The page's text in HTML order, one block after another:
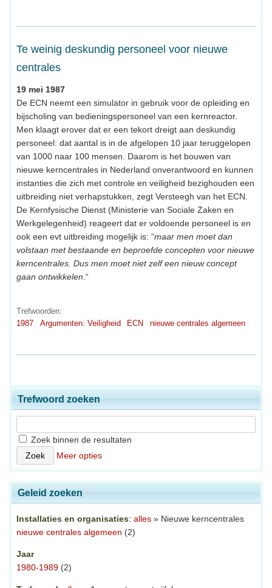
Te weinig deskundig personeel voor nieuwe
centrales
19 mei 1987
De ECN neemt een simulator in gebruik voor de opleiding en
bijscholing van bedieningspersoneel van een kernreactor.
Men klaagt erover dat er een tekort dreigt aan deskundig
personeel: dat aantal is in de afgelopen 10 jaar teruggelopen
van 1000 naar 100 mensen. Daarom is het bouwen van
nieuwe kerncentrales in Nederland onverantwoord en kunnen
instanties die zich met controle en veiligheid bezighouden een
uitbreiding niet verhapstukken, zegt Versteegh van het ECN.
De Kernfysische Dienst (Ministerie van Sociale Zaken en
Werkgelegenheid) reageert dat er voldoende personeel is en
ook een evt uitbreiding mogelijk is: “maar men moet dan
volstaan met bestaande en beproefde concepten voor nieuwe
kerncentrales. Dus men moet niet zelf een nieuw concept
gaan ontwikkelen .“
Trefwoorden:
1987
Argumenten: Veiligheid ECN nieuwe centrales algemeen
Trefwoord zoeken
Zoek binnen de resultaten
Meer opties
Geleid zoeken
Installaties en organisaties: alles » Nieuwe kerncentrales
nieuwe centrales algemeen (2)
Jaar
1980-1989 (2)